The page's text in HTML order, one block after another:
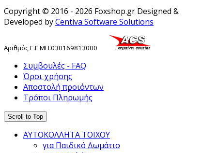
Copyright © 2016 - 2026 Foxshop.gr Designed &
Developed byCentiva Software Solutions
ΑριθμόςΓ.Ε.ΜΗ.030169813000
Συμβουλές - FAQ
Όροι χρήσης
Αποστολή προιόντων
Τρόποι Πληρωμής
Scroll to Top
ΑΥΤΟΚΟΛΛΗΤΑ ΤΟΙΧΟΥ
για Παιδικό Δωμάτιο